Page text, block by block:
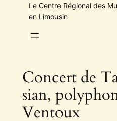
Le Centre Régional des
en Limousin
Concert de
sian,
Ventoux